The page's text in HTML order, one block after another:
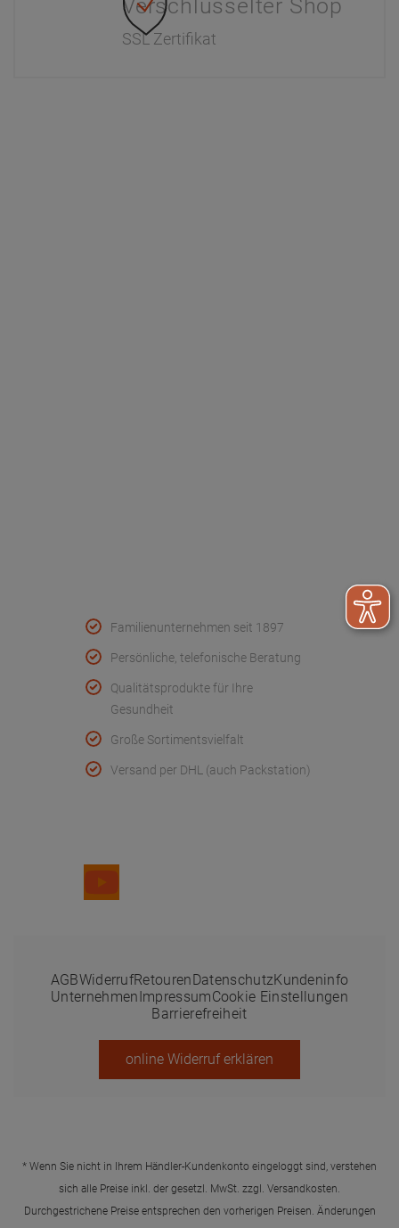
Verschlüsselter Shop
SSL Zertifikat
Familienunternehmen seit 1897
Persönliche, telefonische Beratung
Qualitätsprodukte für Ihre
Gesundheit
Große Sortimentsvielfalt
Versand per DHL (auch Packstation)
AGBWiderrufRetouren DatenschutzKundeninfo
Unternehmen ImpressumCookie Einstellungen
Barrierefreiheit
online Widerruf erklären
* Wenn Sie nicht in Ihrem Händler-Kundenkonto eingeloggt sind, verstehen
sich alle Preise inkl. der gesetzl. MwSt. zzgl. Versandkosten.
Durchgestrichene Preise entsprechen den vorherigen Preisen. Änderungen